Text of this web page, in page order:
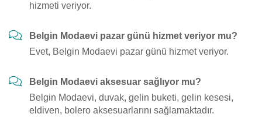
hizmeti veriyor.
Belgin Modaevi pazar günü hizmet veriyor mu?
Evet, Belgin Modaevi pazar günü hizmet veriyor.
Belgin Modaevi aksesuar sağlıyor mu?
Belgin Modaevi, duvak, gelin buketi, gelin kesesi,
eldiven, bolero aksesuarlarını sağlamaktadır.